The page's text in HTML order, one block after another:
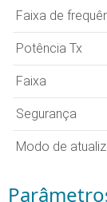
Faixa de
Potência Tx
Faixa
Segurança
Modo de